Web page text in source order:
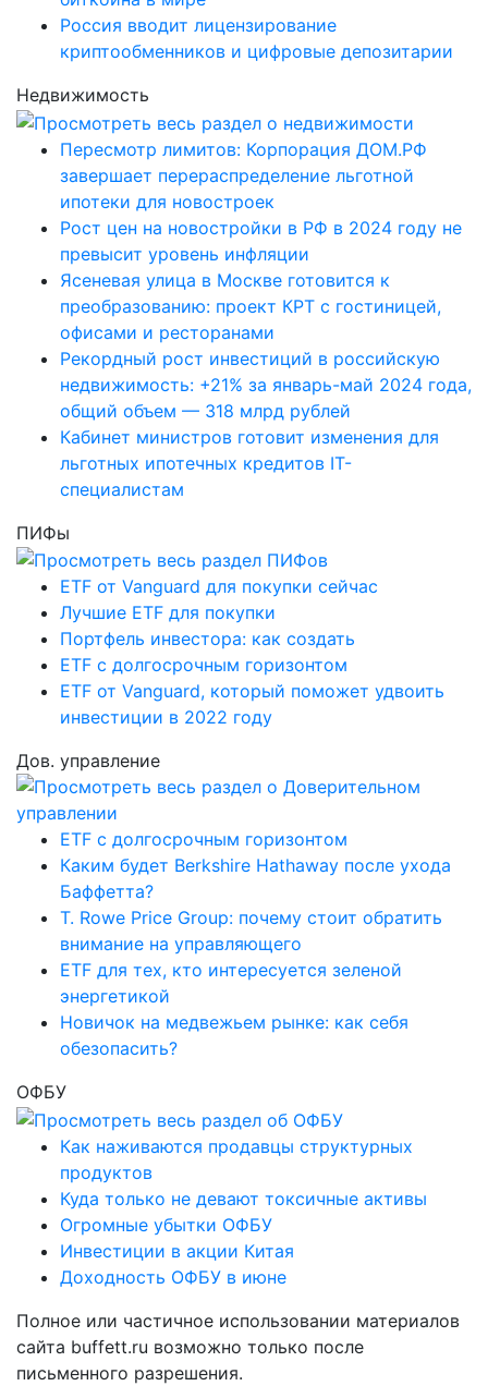
Россия вводит лицензирование
криптообменников и цифровые депозитарии
Недвижимость
Пересмотр лимитов: Корпорация ДОМ.РФ
завершает перераспределение льготной
ипотеки для новостроек
Рост цен на новостройки в РФ в 2024 году не
превысит уровень инфляции
Ясеневая улица в Москве готовится к
преобразованию: проект КРТ с гостиницей,
офисами и ресторанами
Рекордный рост инвестиций в российскую
недвижимость: +21% за январь-май 2024 года,
общий объем — 318 млрд рублей
Кабинет министров готовит изменения для
льготных ипотечных кредитов IT-
специалистам
ПИФы
ETF от Vanguard для покупки сейчас
Лучшие ETF для покупки
Портфель инвестора: как создать
ETF с долгосрочным горизонтом
ETF от Vanguard, который поможет удвоить
инвестиции в 2022 году
Дов. управление
ETF с долгосрочным горизонтом
Каким будет Berkshire Hathaway после ухода
Баффетта?
T. Rowe Price Group: почему стоит обратить
внимание на управляющего
ETF для тех, кто интересуется зеленой
энергетикой
Новичок на медвежьем рынке: как себя
обезопасить?
ОФБУ
Как наживаются продавцы структурных
продуктов
Куда только не девают токсичные активы
Огромные убытки ОФБУ
Инвестиции в акции Китая
Доходность ОФБУ в июне
Полное или частичное использовании материалов
сайта buffett.ru возможно только после
письменного разрешения.